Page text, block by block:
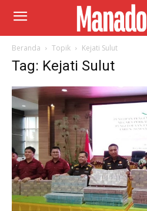
Beranda Topik Kejati Sulut
Tag: Kejati Sulut